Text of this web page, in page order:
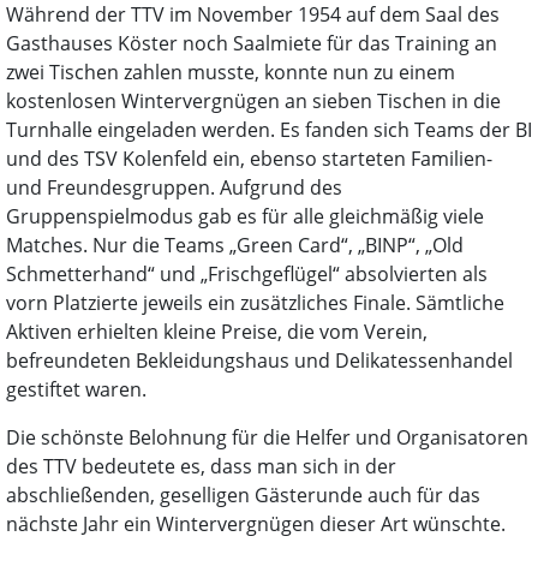
Während der TTV im November 1954 auf dem Saal des
Gasthauses Köster noch Saalmiete für das Training an
zwei Tischen zahlen musste, konnte nun zu einem
kostenlosen Wintervergnügen an sieben Tischen in die
Turnhalle eingeladen werden. Es fanden sich Teams der BI
und des TSV Kolenfeld ein, ebenso starteten Familien-
und Freundesgruppen. Aufgrund des
Gruppenspielmodus gab es für alle gleichmäßig viele
Matches. Nur die Teams „Green Card“, „BINP“, „Old
Schmetterhand“ und „Frischgeflügel“ absolvierten als
vorn Platzierte jeweils ein zusätzliches Finale. Sämtliche
Aktiven erhielten kleine Preise, die vom Verein,
befreundeten Bekleidungshaus und Delikatessenhandel
gestiftet waren.
Die schönste Belohnung für die Helfer und Organisatoren
des TTV bedeutete es, dass man sich in der
abschließenden, geselligen Gästerunde auch für das
nächste Jahr ein Wintervergnügen dieser Art wünschte.